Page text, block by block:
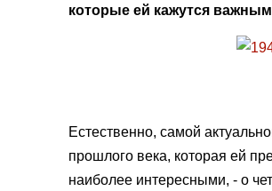
которые ей кажутся
Естественно, самой
прошлого века, которая ей
наиболее интересными, - о